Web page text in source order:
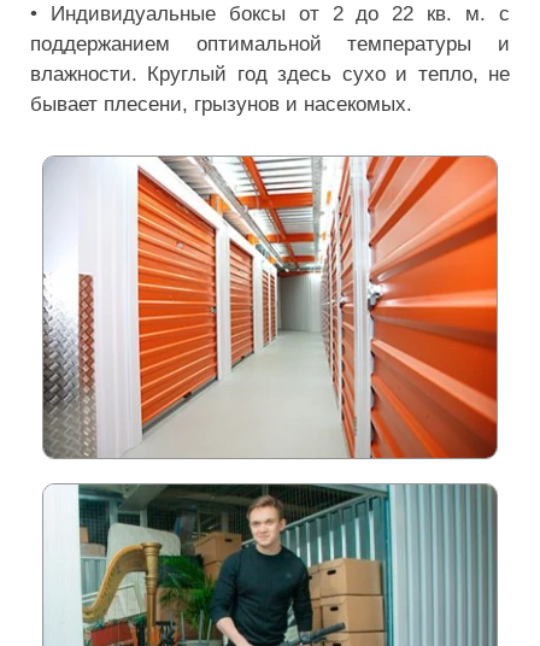
• Индивидуальные боксы от 2 до 22 кв. м. с
поддержанием оптимальной температуры и
влажности. Круглый год здесь сухо и тепло, не
бывает плесени, грызунов и насекомых.